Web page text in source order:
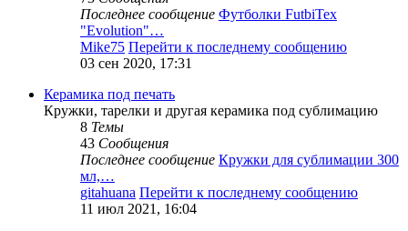
Последнее сообщение Футболки FutbiTex
"Evolution"…
Mike75 Перейти к последнему сообщению
03 сен 2020, 17:31
Керамика под печать
Кружки, тарелки и другая керамика под сублимацию
8 Темы
43 Сообщения
Последнее сообщение Кружки для сублимации 300
мл,…
gitahuana Перейти к последнему сообщению
11 июл 2021, 16:04